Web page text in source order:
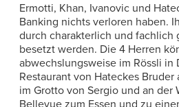
Ermotti, Khan, Ivanovic und
Banking nichts verloren haben.
durch charakterlich und fachlich
besetzt werden. Die 4 Herren
abwechslungsweise im Rössli in
Restaurant von Hateckes Bruder
im Grotto von Sergio und an der
Bellevue zum Essen und zu